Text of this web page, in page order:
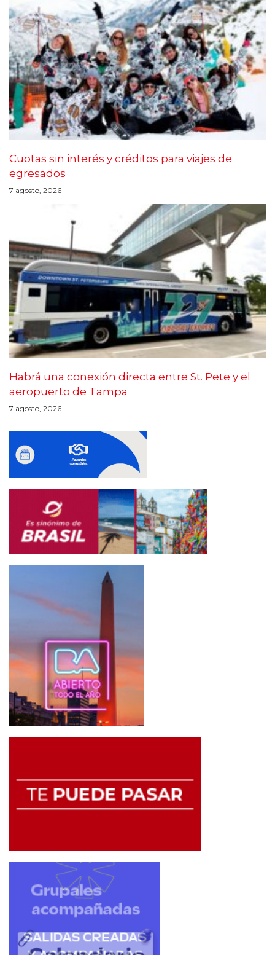
Cuotas sin interés y créditos para viajes de
egresados
7 agosto, 2026
Habrá una conexión directa entre St. Pete y el
aeropuerto de Tampa
7 agosto, 2026